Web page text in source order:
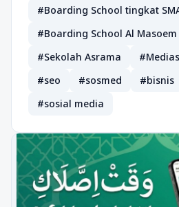
#Boarding School tingkat
#Boarding School Al
#Sekolah Asrama
#seo
#sosmed #bisnis
#sosial media